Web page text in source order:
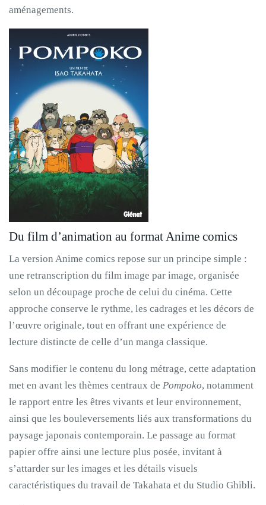
aménagements.
Du film d’animation au format Anime comics
La version Anime comics repose sur un principe simple :
une retranscription du film image par image, organisée
selon un découpage proche de celui du cinéma. Cette
approche conserve le rythme, les cadrages et les décors de
l’œuvre originale, tout en offrant une expérience de
lecture distincte de celle d’un manga classique.
Sans modifier le contenu du long métrage, cette adaptation
met en avant les thèmes centraux de Pompoko, notamment
le rapport entre les êtres vivants et leur environnement,
ainsi que les bouleversements liés aux transformations du
paysage japonais contemporain. Le passage au format
papier offre ainsi une lecture plus posée, invitant à
s’attarder sur les images et les détails visuels
caractéristiques du travail de Takahata et du Studio Ghibli.